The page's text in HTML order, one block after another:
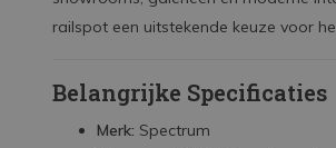
railspot een uitstekende keuze voor
Belangrijke Specificaties
Merk: Spectrum